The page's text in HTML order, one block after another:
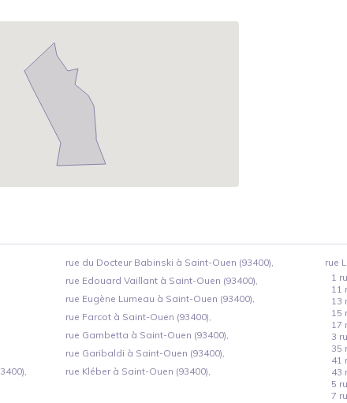
rue du Docteur Babinski à Saint-Ouen (93400),
rue Edouard Vaillant à Saint-Ouen (93400),
rue Eugène Lumeau à Saint-Ouen (93400),
rue Farcot à Saint-Ouen (93400),
rue Gambetta à Saint-Ouen (93400),
rue Garibaldi à Saint-Ouen (93400),
rue Kléber à Saint-Ouen (93400),
rue
1
11
13
15
17
3
35
41
43
5
7